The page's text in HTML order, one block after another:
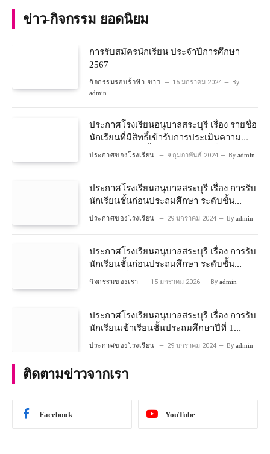
ข่าว-กิจกรรม ยอดนิยม
การรับสมัครนักเรียน ประจำปีการศึกษา
2567
กิจกรรมรอบรั้วฟ้า-ขาว 15 มกราคม 2024 By
admin
ประกาศโรงเรียนอนุบาลสระบุรี เรื่อง รายชื่อ
นักเรียนที่มีสิทธิ์เข้ารับการประเมินความ
พร้อมเข้าเรียนชั้นประถมศึกษาปีที่ 1
ประกาศของโรงเรียน 9 กุมภาพันธ์ 2024 By admin
ประกาศโรงเรียนอนุบาลสระบุรี เรื่อง การรับ
นักเรียนชั้นก่อนประถมศึกษา ระดับชั้น
ประกาศของโรงเรียน 29 มกราคม 2024 By admin
ประกาศโรงเรียนอนุบาลสระบุรี เรื่อง การรับ
นักเรียนชั้นก่อนประถมศึกษา ระดับชั้น
อนุบาลปีที่ ๒ ประจำปีการศึกษา ๒๕๖๙
กิจกรรมของเรา 15 มกราคม 2026 By admin
ประกาศโรงเรียนอนุบาลสระบุรี เรื่อง การรับ
นักเรียนเข้าเรียนชั้นประถมศึกษาปีที่ 1
โครงการห้องเรียนพิเศษ วิทยาศาสตร์ และ
ประกาศของโรงเรียน 29 มกราคม 2024 By admin
ติดตามข่าวจากเรา
Facebook YouTube